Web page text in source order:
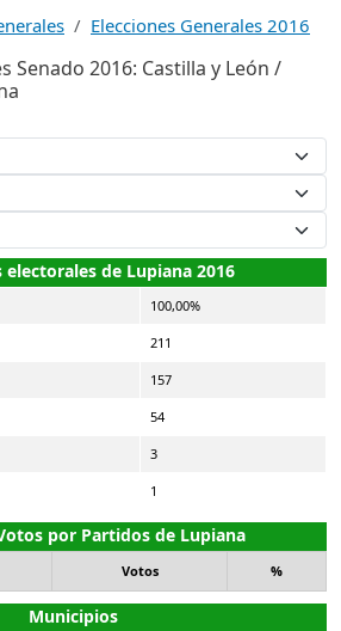
Elecciones Generales 2016
Senado 2016: Castilla y León /
electorales de Lupiana 2016
100,00%
211
157
54
3
1
por Partidos de Lupiana
Votos %
Municipios